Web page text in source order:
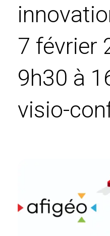
7 février
9h30 à
visio-